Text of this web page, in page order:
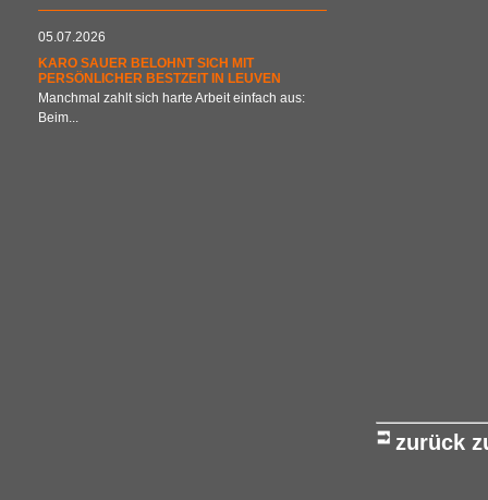
05.07.2026
KARO SAUER BELOHNT SICH MIT
PERSÖNLICHER BESTZEIT IN LEUVEN
Manchmal zahlt sich harte Arbeit einfach aus:
Beim...
zurück